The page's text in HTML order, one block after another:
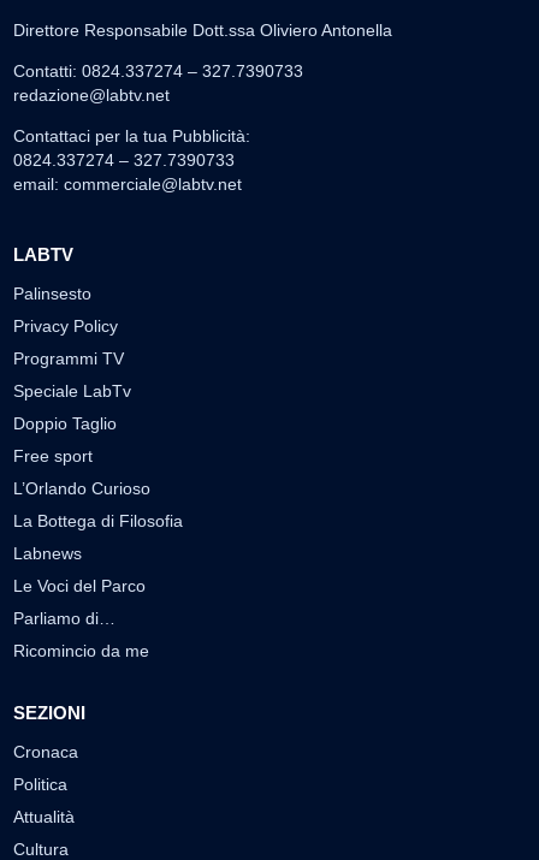
Direttore Responsabile Dott.ssa Oliviero Antonella
Contatti: 0824.337274 – 327.7390733
redazione@labtv.net
Contattaci per la tua Pubblicità:
0824.337274 – 327.7390733
email: commerciale@labtv.net
LABTV
Palinsesto
Privacy Policy
Programmi TV
Speciale LabTv
Doppio Taglio
Free sport
L’Orlando Curioso
La Bottega di Filosofia
Labnews
Le Voci del Parco
Parliamo di…
Ricomincio da me
SEZIONI
Cronaca
Politica
Attualità
Cultura